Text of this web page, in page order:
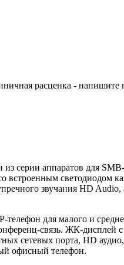
расценка -
серии аппаратов для
светодиодом
звучания HD
для малого и
связь. ЖК-дисплей с
сетевых порта, HD
офисный телефон.